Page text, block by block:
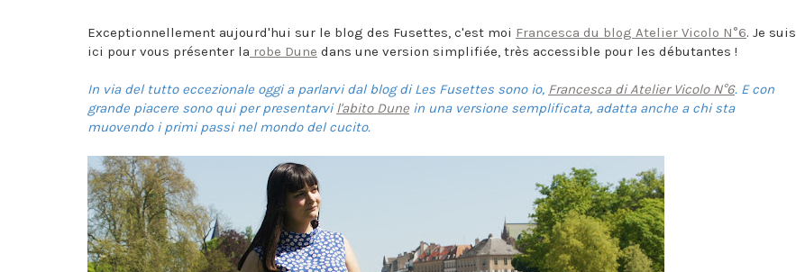
Exceptionnellement aujourd'hui sur le blog des Fusettes, c'est moi Francesca du blog Atelier Vicolo N°6. Je suis
ici pour vous présenter la robe Dune dans une version simplifiée, très accessible pour les débutantes !
In via del tutto eccezionale oggi a parlarvi dal blog di Les Fusettes sono io, Francesca di Atelier Vicolo N°6. E con
grande piacere sono qui per presentarvil'abito Dune in una versione semplificata, adatta anche a chi sta
muovendo i primi passi nel mondo del cucito.